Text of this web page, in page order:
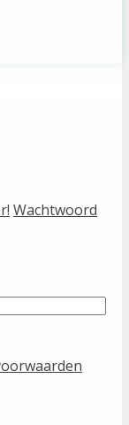
Wachtwoord